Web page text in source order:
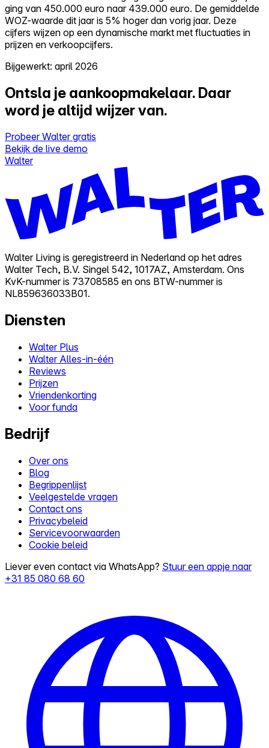
ging van 450.000 euro naar 439.000 euro. De gemiddelde
WOZ-waarde dit jaar is 5% hoger dan vorig jaar. Deze
cijfers wijzen op een dynamische markt met fluctuaties in
prijzen en verkoopcijfers.
Bijgewerkt: april 2026
Ontsla je aankoopmakelaar. Daar
word je altijd wijzer van.
Probeer Walter gratis
Bekijk de live demo
Walter
Walter Living is geregistreerd in Nederland op het adres
Walter Tech, B.V. Singel 542, 1017AZ, Amsterdam. Ons
KvK-nummer is 73708585 en ons BTW-nummer is
NL859636033B01.
Diensten
Walter Plus
Walter Alles-in-één
Reviews
Prijzen
Vriendenkorting
Voor funda
Bedrijf
Over ons
Blog
Begrippenlijst
Veelgestelde vragen
Contact ons
Privacybeleid
Servicevoorwaarden
Cookie beleid
Liever even contact via WhatsApp? Stuur een appje naar
+31 85 080 68 60